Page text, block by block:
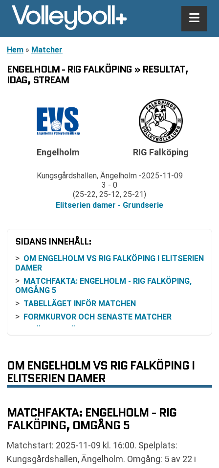
Hem » Matcher
ENGELHOLM - RIG FALKÖPING » RESULTAT,
IDAG, STREAM
Engelholm
Kungsgårdshallen, Ängelholm 2025-11-09
3 - 0
(25-22, 25-12, 25-21)
Elitserien damer - Grundserie
RIG Falköping
SIDANS INNEHÅLL:
OM ENGELHOLM VS RIG FALKÖPING I ELITSERIEN
DAMER
MATCHFAKTA: ENGELHOLM - RIG FALKÖPING,
OMGÅNG 5
TABELLÄGET INFÖR MATCHEN
FORMKURVOR OCH SENASTE MATCHER
OM KLUBBARNA
PRAKTISK INFORMATION FÖR BESÖKARE
TABELL
RELATERADE NYHETER
OM ENGELHOLM VS RIG FALKÖPING I
ELITSERIEN DAMER
MATCHFAKTA: ENGELHOLM - RIG
FALKÖPING, OMGÅNG 5
Matchstart: 2025-11-09 kl. 16:00. Spelplats:
Kungsgårdshallen, Ängelholm. Omgång: 5 av 22 i